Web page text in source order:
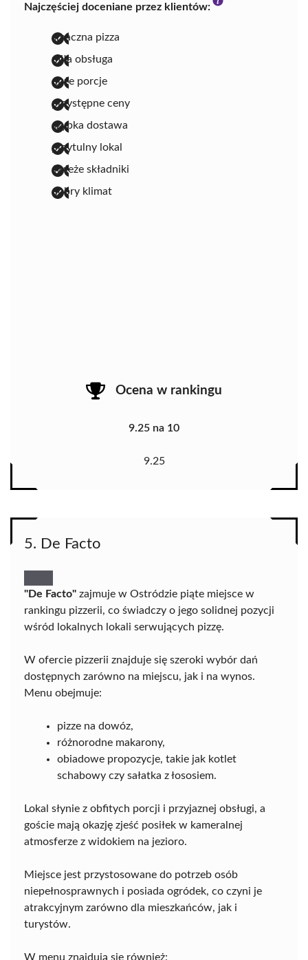
Najczęściej doceniane przez klientów:
smaczna pizza
miła obsługa
duże porcje
przystępne ceny
szybka dostawa
przytulny lokal
świeże składniki
dobry klimat
Ocena w rankingu
9.25 na 10
9.25
5. De Facto
"De Facto" zajmuje w Ostródzie piąte miejsce w
rankingu pizzerii, co świadczy o jego solidnej pozycji
wśród lokalnych lokali serwujących pizzę.
W ofercie pizzerii znajduje się szeroki wybór dań
dostępnych zarówno na miejscu, jak i na wynos.
Menu obejmuje:
pizze na dowóz,
różnorodne makarony,
obiadowe propozycje, takie jak kotlet
schabowy czy sałatka z łososiem.
Lokal słynie z obfitych porcji i przyjaznej obsługi, a
goście mają okazję zjeść posiłek w kameralnej
atmosferze z widokiem na jezioro.
Miejsce jest przystosowane do potrzeb osób
niepełnosprawnych i posiada ogródek, co czyni je
atrakcyjnym zarówno dla mieszkańców, jak i
turystów.
W menu znajdują się również: